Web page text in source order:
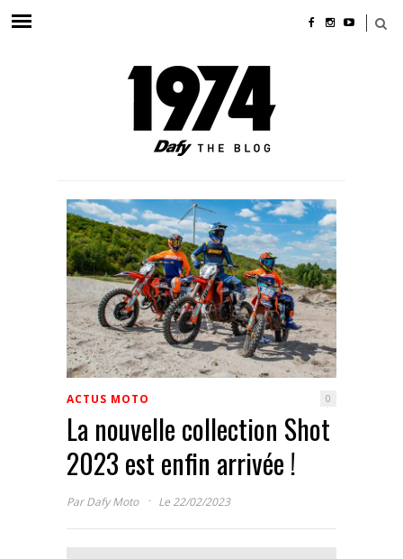
ACTUS MOTO 0
La nouvelle collection Shot
2023 est enfin arrivée !
ParDafy Moto · Le 22/02/2023